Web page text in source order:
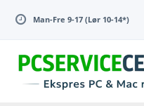
Man-Fre 9-17 (Lør 10-14*)